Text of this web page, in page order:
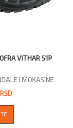
VITHAR S1P
I MOKASINE